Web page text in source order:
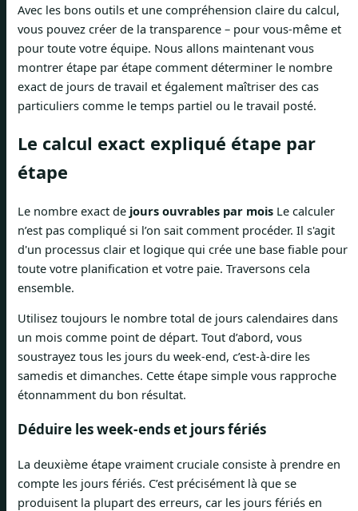
Avec les bons outils et une compréhension claire du calcul,
vous pouvez créer de la transparence – pour vous-même et
pour toute votre équipe. Nous allons maintenant vous
montrer étape par étape comment déterminer le nombre
exact de jours de travail et également maîtriser des cas
particuliers comme le temps partiel ou le travail posté.
Le calcul exact expliqué étape par
étape
Le nombre exact de jours ouvrables par mois Le calculer
n’est pas compliqué si l’on sait comment procéder. Il s'agit
d'un processus clair et logique qui crée une base fiable pour
toute votre planification et votre paie. Traversons cela
ensemble.
Utilisez toujours le nombre total de jours calendaires dans
un mois comme point de départ. Tout d’abord, vous
soustrayez tous les jours du week-end, c’est-à-dire les
samedis et dimanches. Cette étape simple vous rapproche
étonnamment du bon résultat.
Déduire les week-ends et jours fériés
La deuxième étape vraiment cruciale consiste à prendre en
compte les jours fériés. C’est précisément là que se
produisent la plupart des erreurs, car les jours fériés en